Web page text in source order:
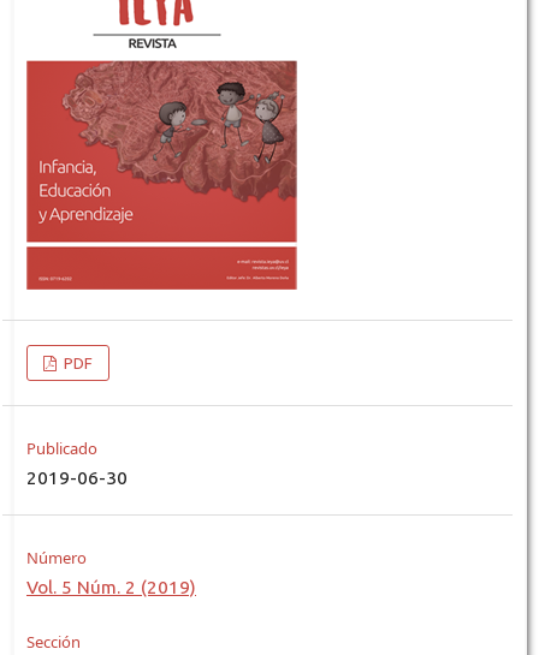
PDF
Publicado
2019-06-30
Número
Vol. 5 Núm. 2 (2019)
Sección